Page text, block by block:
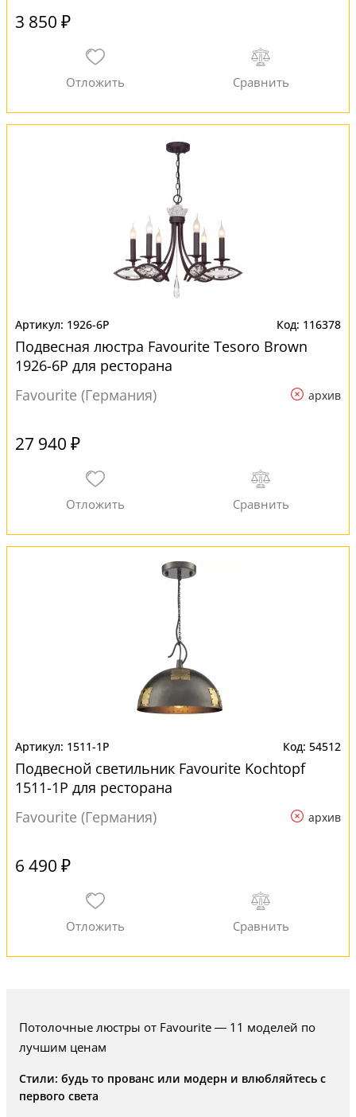
3 850 ₽
1926-6P 116378
Подвесная люстра Favourite Tesoro Brown
1926-6P для ресторана
Favourite (Германия)
архив
27 940 ₽
1511-1P 54512
Подвесной светильник Favourite Kochtopf
1511-1P для ресторана
Favourite (Германия)
архив
6 490 ₽
Потолочные люстры от Favourite — 11 моделей по
лучшим ценам
Стили: будь то прованс или модерн и влюбляйтесь с
первого света